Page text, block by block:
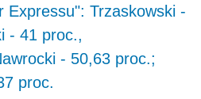
Expressu": Trzaskowski -
- 41 proc.,
- 50,63 proc.;
proc.